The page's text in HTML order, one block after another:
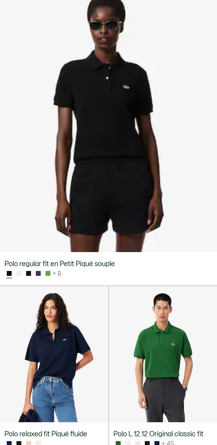
Polo regular fit en Petit Piqué souple
+ 8
Polo relaxed fit Piqué fluide Polo L.12.12 Original classic fit
+ 45